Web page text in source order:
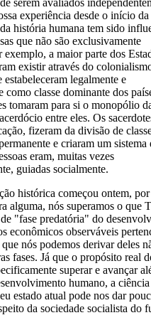
experiência desde o início da
história humana tem sido
que não são exclusivamente
exemplo, a maior parte dos
existir através do
estabeleceram legalmente e
como classe dominante dos
tomaram para si o monopólio
entre eles. Os
fizeram da divisão de
e criaram um sistema
eram, muitas vezes
guiadas socialmente.
histórica começou ontem, por
alguma, nós superamos o que
"fase predatória" do
econômicos observáveis
que nós podemos derivar deles
fases. Já que o propósito real
superar e avançar
humano, a ciência
estado atual pode nos dar
da sociedade socialista do